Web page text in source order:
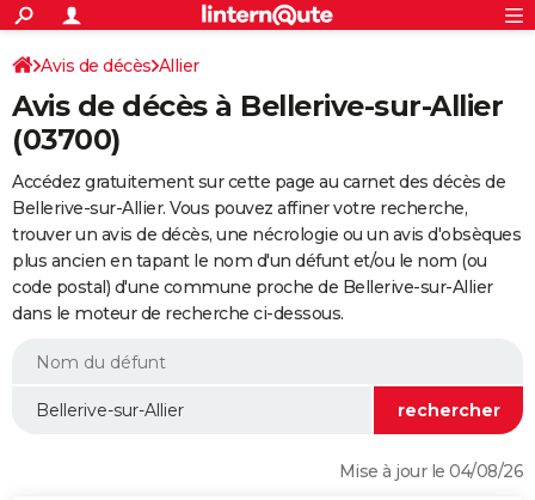
ACTUALITÉS
Politique
Société
Faits Divers
Education
Monde
Villes
+
SPORT
Coupe du monde 2026
Football
Tennis
Cyclisme
Rugby
Forum
FINANCE
Retraite
Impôts
Epargne
Immobilier
Risques naturels par ville
Banque
Assurance
Crédit
Essais
Réserver un essai
Citadines
Berlines
SUV
Forum auto
+
HIGH-TECH
Mobiles
Meilleur smartphone
Internet
Ordinateurs
Jeux vidéo
Guide high-tech
+
BRICOLAGE
Forum
Aménagement intérieur
Extérieur
Cuisine
Salle de bains
Jardinage
Rangement
WEEK-END
Guides de France
Escapades
Patrimoine
Expositions
Musées
Week-end nature
LIFESTYLE
Avis de décès Allier
Avis de décès à Bellerive-sur-Allier
(03700)
Accédez gratuitement sur cette page au carnet des décès de
Bellerive-sur-Allier. Vous pouvez affiner votre recherche,
trouver un avis de décès, une nécrologie ou un avis d'obsèques
plus ancien en tapant le nom d'un défunt et/ou le nom (ou
code postal) d'une commune proche de Bellerive-sur-Allier
dans le moteur de recherche ci-dessous.
Mise à jour le 04/08/26